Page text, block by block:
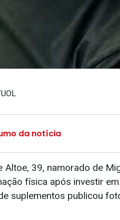
da notícia
Altoe, 39, namorado de
física após investir
suplementos publicou